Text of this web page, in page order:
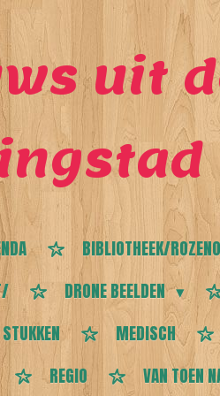
uit
BIBLIOTHEEK/
DRONE BEELDEN
MEDISCH
REGIO VAN TOEN